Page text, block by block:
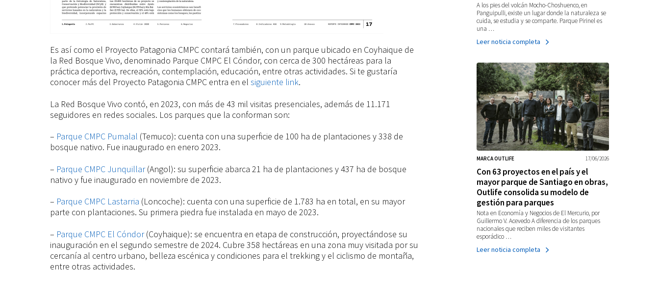
Es así como el Proyecto Patagonia CMPC contará también, con un parque ubicado en Coyhaique de
la Red Bosque Vivo, denominado Parque CMPC El Cóndor, con cerca de 300 hectáreas para la
práctica deportiva, recreación, contemplación, educación, entre otras actividades. Si te gustaría
conocer más del Proyecto Patagonia CMPC entra en el siguiente link.
La Red Bosque Vivo contó, en 2023, con más de 43 mil visitas presenciales, además de 11.171
seguidores en redes sociales. Los parques que la conforman son:
– Parque CMPC Pumalal (Temuco): cuenta con una superficie de 100 ha de plantaciones y 338 de
bosque nativo. Fue inaugurado en enero 2023.
– Parque CMPC Junquillar(Angol): su superficie abarca 21 ha de plantaciones y 437 ha de bosque
nativo y fue inaugurado en noviembre de 2023.
– Parque CMPC Lastarria (Loncoche): cuenta con una superficie de 1.783 ha en total, en su mayor
parte con plantaciones. Su primera piedra fue instalada en mayo de 2023.
– Parque CMPC El Cóndor(Coyhaique): se encuentra en etapa de construcción, proyectándose su
inauguración en el segundo semestre de 2024. Cubre 358 hectáreas en una zona muy visitada por su
cercanía al centro urbano, belleza escénica y condiciones para el trekking y el ciclismo de montaña,
entre otras actividades.
A los pies del volcán Mocho-Choshuenco, en
Panguipulli, existe un lugar donde la naturaleza se
cuida, se estudia y se comparte. Parque Pirinel es
una …
Leer noticia completa
17/06/2026
MARCA OUTLIFE
Con 63 proyectos en el país y el
mayor parque de Santiago en obras,
Outlife consolida su modelo de
gestión para parques
Nota en Economía y Negocios de El Mercurio, por
Guillermo V. Acevedo A diferencia de los parques
nacionales que reciben miles de visitantes
esporádico …
Leer noticia completa